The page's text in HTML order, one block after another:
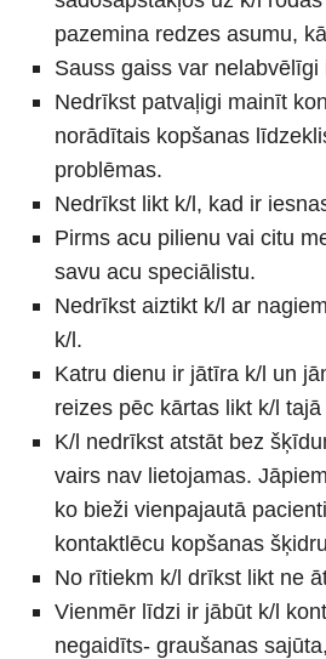
pazemina redzes asumu,
Sauss gaiss var
Nedrīkst patvaļigi mainīt
norādītais kopšanas
problēmas.
Nedrīkst likt k/l, kad ir
Pirms acu pilienu vai citu
savu acu speciālistu.
Nedrīkst aiztikt k/l ar
k/l.
Katru dienu ir jātīra k/l un
reizes pēc kārtas likt k/l
K/l nedrīkst atstāt bez
vairs nav lietojamas.
ko bieži vienpajautā
kontaktlēcu kopšanas
No rītiekm k/l drīkst likt ne
Vienmēr līdzi ir jābūt k/l
negaidīts- graušanas